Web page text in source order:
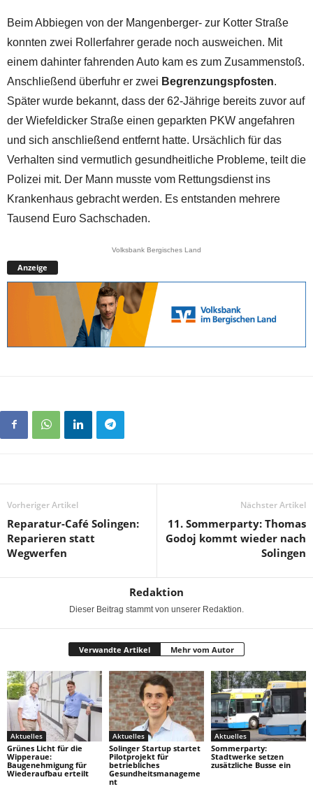
Beim Abbiegen von der Mangenberger- zur Kotter Straße
konnten zwei Rollerfahrer gerade noch ausweichen. Mit
einem dahinter fahrenden Auto kam es zum Zusammenstoß.
Anschließend überfuhr er zwei Begrenzungspfosten.
Später wurde bekannt, dass der 62-Jährige bereits zuvor auf
der Wiefeldicker Straße einen geparkten PKW angefahren
und sich anschließend entfernt hatte. Ursächlich für das
Verhalten sind vermutlich gesundheitliche Probleme, teilt die
Polizei mit. Der Mann musste vom Rettungsdienst ins
Krankenhaus gebracht werden. Es entstanden mehrere
Tausend Euro Sachschaden.
Volksbank Bergisches Land
Anzeige
Vorheriger Artikel
Reparatur-Café Solingen:
Reparieren statt
Wegwerfen
Nächster Artikel
11. Sommerparty: Thomas
Godoj kommt wieder nach
Solingen
Redaktion
Dieser Beitrag stammt von unserer Redaktion.
Verwandte Artikel Mehr vom Autor
Aktuelles
Grünes Licht für die
Wipperaue:
Baugenehmigung für
Wiederaufbau erteilt
Aktuelles
Solinger Startup startet
Pilotprojekt für
betriebliches
Gesundheitsmanageme
nt
Aktuelles
Sommerparty:
Stadtwerke setzen
zusätzliche Busse ein